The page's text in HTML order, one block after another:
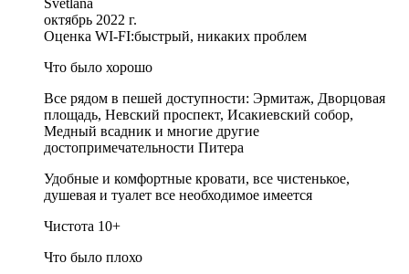
октябрь 2022 г.
Оценка WI-FI:быстрый, никаких проблем
Что было хорошо
Все рядом в пешей доступности: Эрмитаж, Дворцовая
площадь, Невский проспект, Исакиевский собор,
Медный всадник и многие другие
достопримечательности Питера
Удобные и комфортные кровати, все чистенькое,
душевая и туалет все необходимое имеется
Чистота 10+
Что было плохо